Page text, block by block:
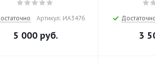
Артикул: ИА3476
5 000руб. 3